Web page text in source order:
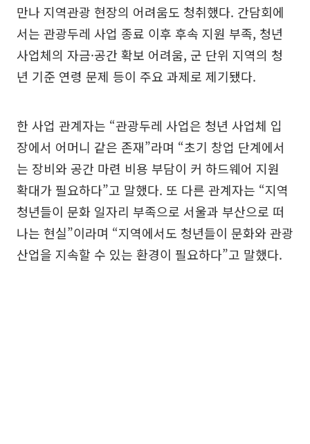
만나 지역관광 현장의 어려움도 청취했다. 간담회에
서는 관광두레 사업 종료 이후 후속 지원 부족, 청년
사업체의 자금·공간 확보 어려움, 군 단위 지역의 청
년 기준 연령 문제 등이 주요 과제로 제기됐다.
한 사업 관계자는 “관광두레 사업은 청년 사업체 입
장에서 어머니 같은 존재”라며 “초기 창업 단계에서
는 장비와 공간 마련 비용 부담이 커 하드웨어 지원
확대가 필요하다”고 말했다. 또 다른 관계자는 “지역
청년들이 문화 일자리 부족으로 서울과 부산으로 떠
나는 현실”이라며 “지역에서도 청년들이 문화와 관광
산업을 지속할 수 있는 환경이 필요하다”고 말했다.